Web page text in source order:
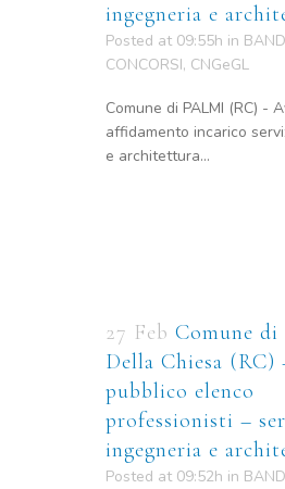
ingegneria e
Posted at 09:55h in
CONCORSI, CNGeGL
Comune di PALMI (RC) -
affidamento incarico
e architettura...
27 Feb Comune
Della Chiesa (RC)
pubblico elenco
professionisti –
ingegneria e
Posted at 09:52h in